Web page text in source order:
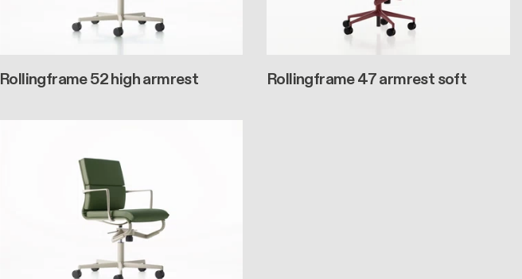
Rollingframe 52 high armrest Rollingframe 47 armrest soft